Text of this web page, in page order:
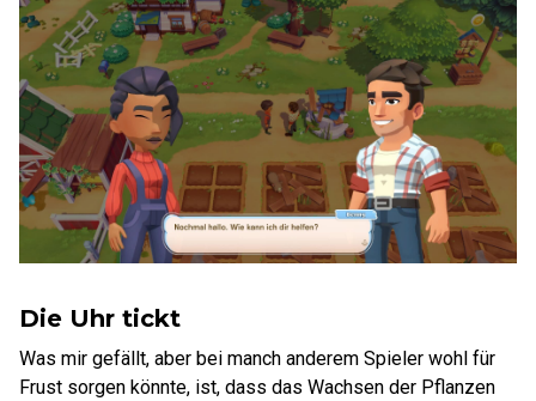
Die Uhr tickt
Was mir gefällt, aber bei manch anderem Spieler wohl für
Frust sorgen könnte, ist, dass das Wachsen der Pflanzen